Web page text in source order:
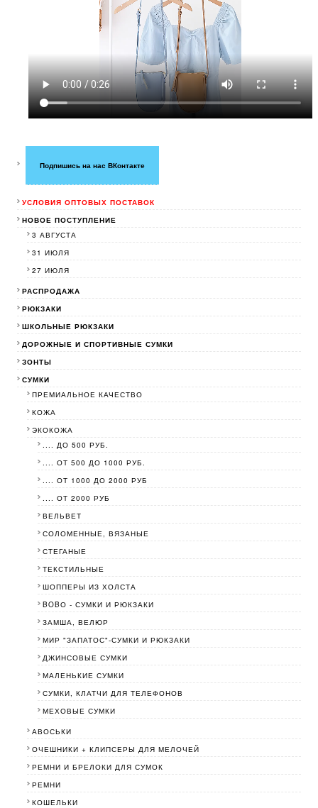
Подпишись на нас ВКонтакте
УСЛОВИЯ ОПТОВЫХ ПОСТАВОК
НОВОЕ ПОСТУПЛЕНИЕ
3 АВГУСТА
31 ИЮЛЯ
27 ИЮЛЯ
РАСПРОДАЖА
РЮКЗАКИ
ШКОЛЬНЫЕ РЮКЗАКИ
ДОРОЖНЫЕ И СПОРТИВНЫЕ СУМКИ
ЗОНТЫ
СУМКИ
ПРЕМИАЛЬНОЕ КАЧЕСТВО
КОЖА
ЭКОКОЖА
.... ДО 500 РУБ.
.... ОТ 500 ДО 1000 РУБ.
.... ОТ 1000 ДО 2000 РУБ
.... ОТ 2000 РУБ
ВЕЛЬВЕТ
СОЛОМЕННЫЕ, ВЯЗАНЫЕ
СТЕГАНЫЕ
ТЕКСТИЛЬНЫЕ
ШОППЕРЫ ИЗ ХОЛСТА
BOBО - СУМКИ И РЮКЗАКИ
ЗАМША, ВЕЛЮР
МИР "ЗАПАТОС"-СУМКИ И РЮКЗАКИ
ДЖИНСОВЫЕ СУМКИ
МАЛЕНЬКИЕ СУМКИ
СУМКИ, КЛАТЧИ ДЛЯ ТЕЛЕФОНОВ
МЕХОВЫЕ СУМКИ
АВОСЬКИ
ОЧЕШНИКИ + КЛИПСЕРЫ ДЛЯ МЕЛОЧЕЙ
РЕМНИ И БРЕЛОКИ ДЛЯ СУМОК
РЕМНИ
КОШЕЛЬКИ